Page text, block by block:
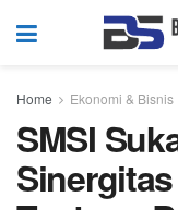
Home Ekonomi & Bisnis
SMSI